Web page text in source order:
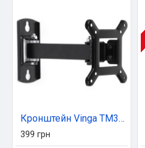
Кронштейн Vinga TM31-1151
399 грн